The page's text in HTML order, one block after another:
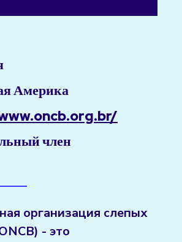
Америка
член
организация слепых
- это